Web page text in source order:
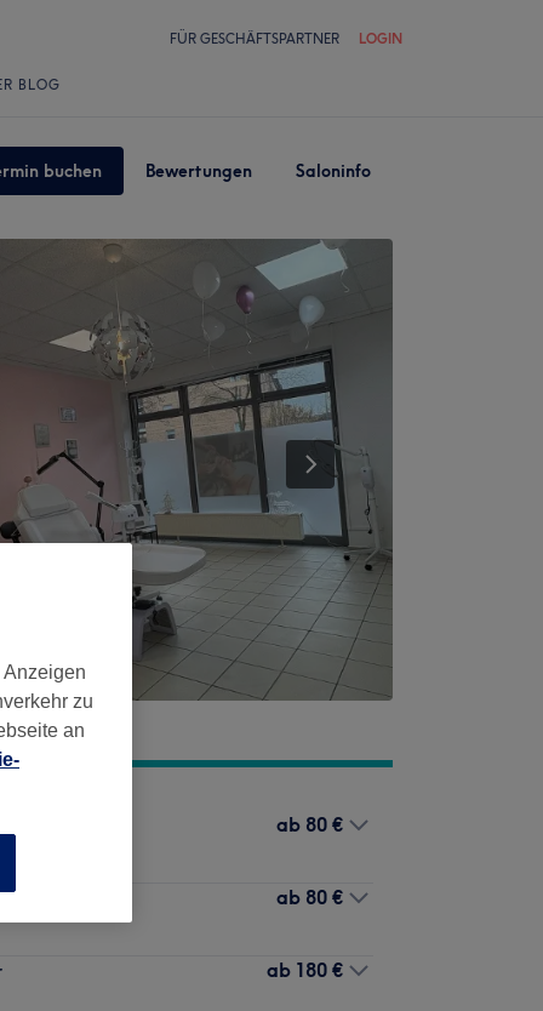
FÜR GESCHÄFTSPARTNER LOGIN
BLOG
buchen Bewertungen Saloninfo
ab 80 €
ab 80 €
ab 180 €
zu
an